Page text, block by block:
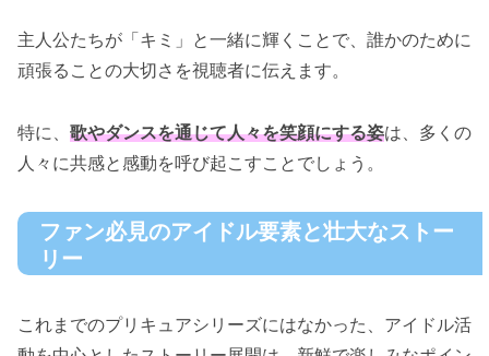
主人公たちが「キミ」と一緒に輝くことで、誰かのために
頑張ることの大切さを視聴者に伝えます。
特に、 歌やダンスを通じて人々を笑顔にする姿は、多くの
人々に共感と感動を呼び起こすことでしょう。
ファン必見のアイドル要素と壮大なストー
リー
これまでのプリキュアシリーズにはなかった、アイドル活